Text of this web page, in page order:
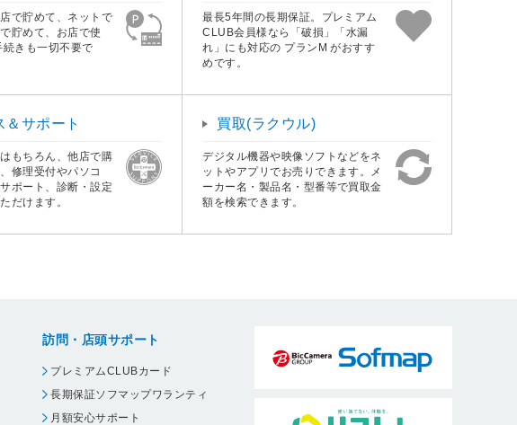
で貯めて、ネットで
貯めて、お店で使
続きも一切不要で
最長5年間の長期保証。プレミアム
CLUB会員様なら「破損」「水漏
れ」にも対応の プランM がおすす
めです。
＆サポート
もちろん、他店で購
修理受付やパソコ
ポート、診断・設定
だけます。
買取(ラクウル)
デジタル機器や映像ソフトなどをネ
ットやアプリでお売りできます。メ
ーカー名・製品名・型番等で買取金
額を検索できます。
訪問・店頭サポート
プレミアムCLUBカード
長期保証ソフマップワランティ
月額安心サポート